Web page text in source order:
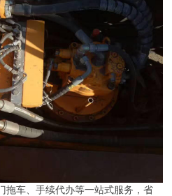
拖车、手续代办等一站式服务，省